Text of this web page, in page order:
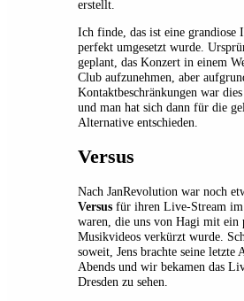
erstellt.
Ich finde, das ist eine grandiose
perfekt umgesetzt wurde.
geplant, das Konzert in einem
Club aufzunehmen, aber
Kontaktbeschränkungen war
und man hat sich dann für die
Alternative entschieden.
Versus
Nach JanRevolution war noch
Versus für ihren Live-Stream
waren, die uns von Hagi mit ein
Musikvideos verkürzt wurde.
soweit, Jens brachte seine letzte
Abends und wir bekamen das
Dresden zu sehen.